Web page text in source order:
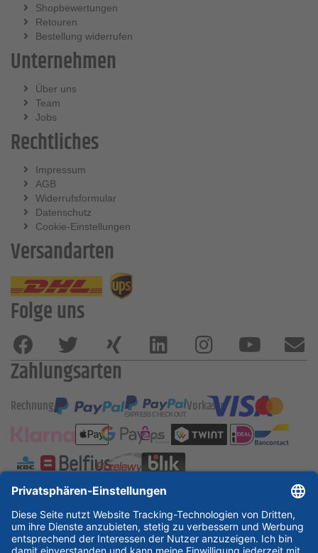
Shopbewertungen
Retouren
Bestellung widerrufen
Unternehmen
Über uns
Team
Jobs
Rechtliches
Impressum
AGB
Widerrufsformular
Datenschutz
Cookie-Einstellungen
Versandarten
Folge uns
Zahlungsarten
Rechnung Vorkasse
ESSKA International
new
new new